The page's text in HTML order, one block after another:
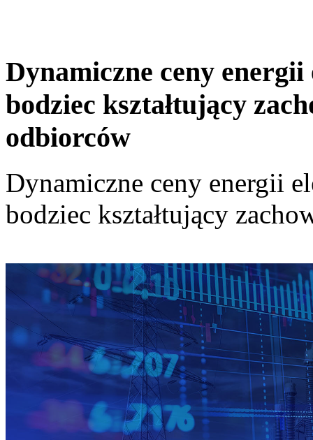
Dynamiczne ceny
bodziec kształtujący
odbiorców
Dynamiczne ceny energii
bodziec kształtujący